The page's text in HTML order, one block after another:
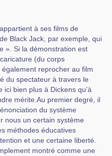
à ses films de
Black Jack, par exemple, qui
». Si la démonstration est
(du corps
reprocher au film
du spectateur à travers le
ici bien plus à Dickens qu’à
mérite.Au premier degré, il
du système
nous un certain système
méthodes éducatives
et une certaine liberté.
montré comme une